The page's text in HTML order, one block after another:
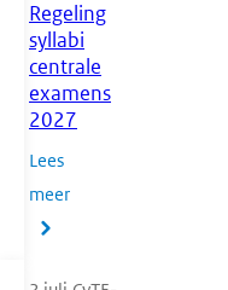
Regeling
syllabi
centrale
examens
2027
Lees
meer